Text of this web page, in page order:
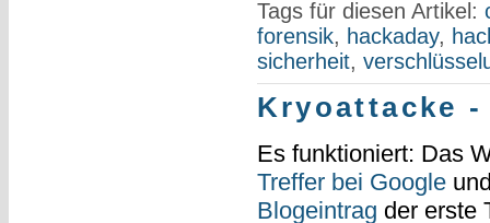
Tags für diesen Artikel:
forensik, hackaday,
sicherheit,
Kryoattacke
Es funktioniert: Das
Treffer bei Google
Blogeintrag der erste